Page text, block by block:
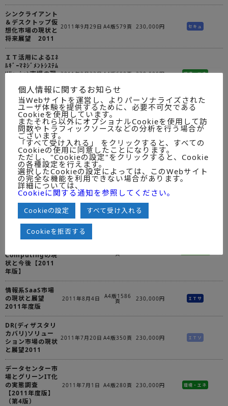
シンクライアント
＆デスクトップ仮
想化市場の現状と
将来展望 2011
2011年9月29日 A4版579頁 230,000円 セキュ
ＩＴ活用によるｴﾈ
ﾙｷﾞｰﾏﾈｼﾞﾒﾝﾄｼｽﾃﾑ
ｿﾘｭｰｼｮﾝ市場の現 2011年9月22日A4版600頁 230,000円 環境・エネ
ネット広告&Web
インテグレーショ
ン市場の現状と展
望2011年
2011年9月15日A4版658頁 230,000円 デジタル
車載ソフトウェア
開発市場の現状と
展望2011年度版
2011年9月12日A4版180頁 230,000円 SW
業務系SaaS＆
PaaS市場の現状
と展望 2011年度
縮小するユーザー
のＩＴリソースと
Computingの現
状と今後【2011
年版】
頁
情報系SaaS市場
の現状と展望
2011年度版
2011年8月4日 A4版1586
頁 230,000円 ＩＴサ
DR(ディザスタリ
カバリ)ソリュー
ション市場の現状
と展望2011
2011年7月20日 A4版350頁 230,000円 ＩＴソ
データセンター市
場とグリーンIT化
の実態調査
【2011年度版】
（第4版）
2011年7月1日 A4版280頁 230,000円 環境・エネ
個人情報に関するお知らせ
当Webサイトを運営し、よりパーソナライズされた
ユーザ体験を提供するために、必要不可欠である
Cookieを使用しています。
またそれら以外にオプショナルCookieを使用して訪
問数やトラフィックソースなどの分析を行う場合が
ございます。
「すべて受け入れる」 をクリックすると、すべての
Cookieの使用に同意したことになります。
ただし、"Cookieの設定"をクリックすると、Cookie
の各種設定を行えます。
選択したCookieの設定によっては、このWebサイト
の完全な機能を利用できない場合があります。
詳細については、
Cookieに関する通知を参照してください。
Cookieの設定 すべて受け入れる
Cookieを拒否する